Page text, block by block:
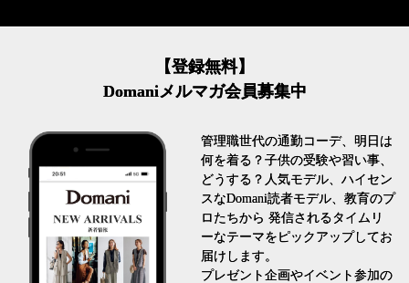
【登録無料】
Domaniメルマガ会員募集中
管理職世代の通勤コーデ、明日は
何を着る？子供の受験や習い事、
どうする？人気モデル、ハイセン
スなDomani読者モデル、教育のプ
ロたちから 発信されるタイムリ
ーなテーマをピックアップしてお
届けします。
プレゼント企画やイベント参加の